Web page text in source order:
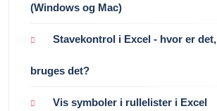
(Windows og Mac)
Stavekontrol i Excel - hvor er
bruges det?
Vis symboler i rullelister i Excel